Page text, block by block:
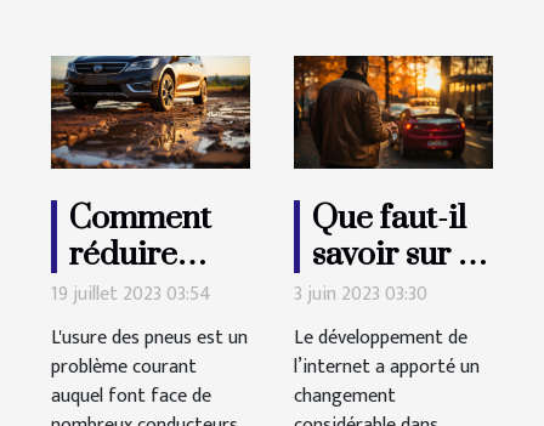
Comment
réduire
l'usure des
pneus d'une
voiture ?
19 juillet 2023 03:54
L'usure des pneus est un
problème courant
auquel font face de
Que faut-il
savoir sur la
durée des
permis de
conduire ?
3 juin 2023 03:30
Le développement de
l’internet a apporté un
changement